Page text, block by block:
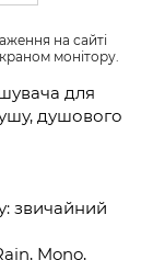
на сайті
монітору.
для
душового
звичайний
Mono,